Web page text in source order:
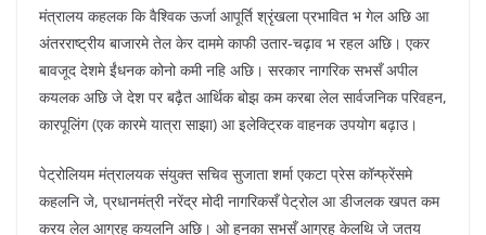
मंत्रालय कहलक कि वैश्विक ऊर्जा आपूर्ति श्रृंखला प्रभावित भ गेल अछि आ
अंतरराष्ट्रीय बाजारमे तेल केर दाममे काफी उतार-चढ़ाव भ रहल अछि। एकर
बावजूद देशमे ईंधनक कोनो कमी नहि अछि। सरकार नागरिक सभसँ अपील
कयलक अछि जे देश पर बढ़ैत आर्थिक बोझ कम करबा लेल सार्वजनिक परिवहन,
कारपूलिंग (एक कारमे यात्रा साझा) आ इलेक्ट्रिक वाहनक उपयोग बढ़ाउ।
पेट्रोलियम मंत्रालयक संयुक्त सचिव सुजाता शर्मा एकटा प्रेस कॉन्फ्रेंसमे
कहलनि जे, प्रधानमंत्री नरेंद्र मोदी नागरिकसँ पेट्रोल आ डीजलक खपत कम
करय लेल आग्रह कयलनि अछि। ओ हुनका सभसँ आग्रह केलथि जे जतय